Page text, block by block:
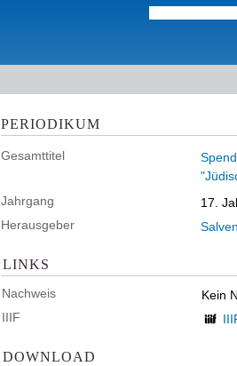
PERIODIKUM
Gesamttitel
Jahrgang
17.
Herausgeber
LINKS
Nachweis
Kein
IIIF
DOWNLOAD